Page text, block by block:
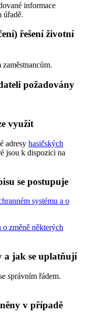
informace
úřadě.
řešení životní
požadovány
využít
adresy hasičských
jsou k dispozici na
se postupuje
systému a o
změně některých
a jak se uplatňují
správním řádem.
v případě